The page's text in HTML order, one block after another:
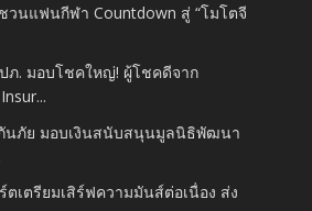
วนแฟนกีฬา Countdown สู่ “โมโตจี
ภ. มอบโชคใหญ่! ผู้โชคดีจาก
นภัย มอบเงินสนับสนุนมูลนิธิพัฒนา
ตเตรียมเสิร์ฟความมันส์ต่อเนื่อง ส่ง